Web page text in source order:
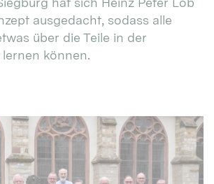
ausgedacht, sodass alle
über die Teile in der
können.